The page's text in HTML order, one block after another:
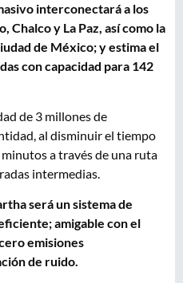
interconectará a los
Chalco y La Paz, así como la
de México; y estima el
con capacidad para 142
de 3 millones de
al disminuir el tiempo
a través de una ruta
intermedias.
será un sistema de
amigable con el
emisiones
de ruido.